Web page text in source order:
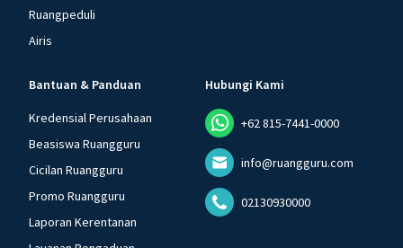
Ruangpeduli
Airis
Bantuan & Panduan
Kredensial Perusahaan
Beasiswa Ruangguru
Cicilan Ruangguru
Promo Ruangguru
Laporan Kerentanan
Hubungi Kami
+62 815-7441-0000
info@ruangguru.com
02130930000